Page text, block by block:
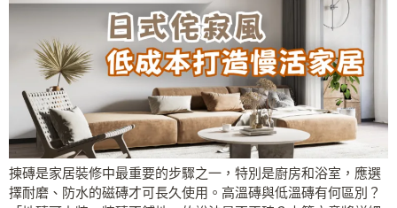
揀磚是家居裝修中最重要的步驟之一，特別是廚房和浴室，應選
擇耐磨、防水的磁磚才可長久使用。高溫磚與低溫磚有何區別？